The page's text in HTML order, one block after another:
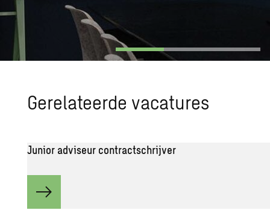
Ge­re­la­teer­de va­ca­tu­res
Junior adviseur contractschrijver